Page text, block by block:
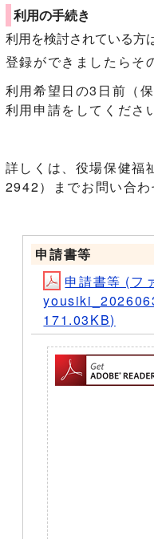
利用の手続き
利用を検討されている方
登録ができましたらそ
利用希望日の3日前（
利用申請をしてくださ
詳しくは、役場保健福
2942）までお問い合わ
申請書等
申請書等 (フ
171.03KB)